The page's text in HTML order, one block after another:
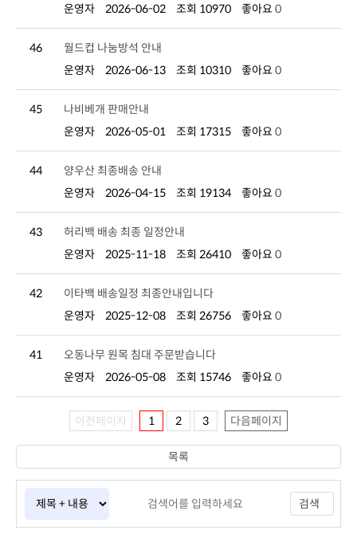
운영자
2026-06-02 조회 10970 좋아요 0
46
월드컵 나눔방석 안내
운영자
2026-06-13 조회 10310 좋아요 0
45
나비베개 판매안내
운영자
2026-05-01 조회 17315 좋아요 0
44
양우산 최종배송 안내
운영자
2026-04-15 조회 19134 좋아요 0
43
허리백 배송 최종 일정안내
운영자
2025-11-18 조회 26410 좋아요 0
42
이타백 배송일정 최종안내입니다
운영자
2025-12-08 조회 26756 좋아요 0
41
오동나무 원목 침대 주문받습니다
운영자
2026-05-08 조회 15746 좋아요 0
이전페이지 1 2 3 다음페이지
검색
목록